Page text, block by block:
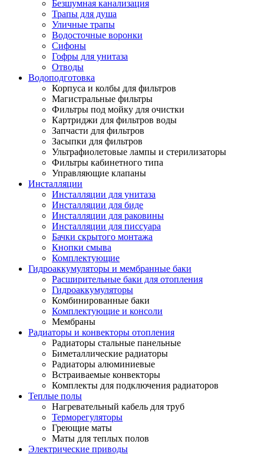
Безшумная канализация
Трапы для душа
Уличные трапы
Водосточные воронки
Сифоны
Гофры для унитаза
Отводы
Водоподготовка
Корпуса и колбы для фильтров
Магистральные фильтры
Фильтры под мойку для очистки
Картриджи для фильтров воды
Запчасти для фильтров
Засыпки для фильтров
Ультрафиолетовые лампы и стерилизаторы
Фильтры кабинетного типа
Управляющие клапаны
Инсталляции
Инсталляции для унитаза
Инсталляции для биде
Инсталляции для раковины
Инсталляции для писсуара
Бачки скрытого монтажа
Кнопки смыва
Комплектующие
Гидроаккумуляторы и мембранные баки
Расширительные баки для отопления
Гидроаккумуляторы
Комбинированные баки
Комплектующие и консоли
Мембраны
Радиаторы и конвекторы отопления
Радиаторы стальные панельные
Биметаллические радиаторы
Радиаторы алюминиевые
Встраиваемые конвекторы
Комплекты для подключения радиаторов
Теплые полы
Нагревательный кабель для труб
Терморегуляторы
Греющие маты
Маты для теплых полов
Электрические приводы